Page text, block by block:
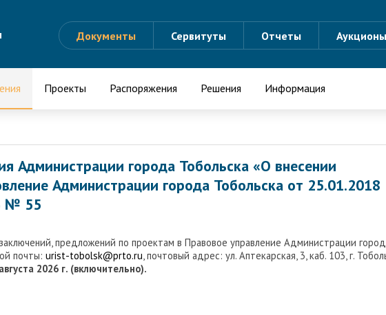
Документы Сервитуты Отчеты Аукционы
Проекты Распоряжения Решения Информация
Администрации города Тобольска «О внесении
Администрации города Тобольска от 25.01.2018
№ 55
предложений по проектам в Правовое управление Администрации
почты: urist-tobolsk@prto.ru, почтовый адрес: ул. Аптекарская, 3, каб. 103, г.
2026 г. (включительно).